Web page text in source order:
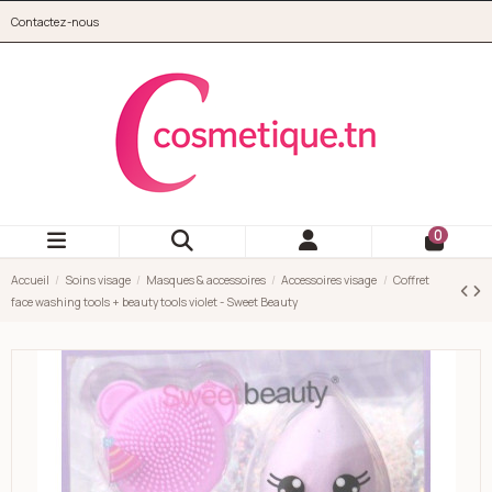
Contactez-nous
0
Accueil Soins visage Masques & accessoires Accessoires visage
Coffret
face washing tools + beauty tools violet - Sweet Beauty